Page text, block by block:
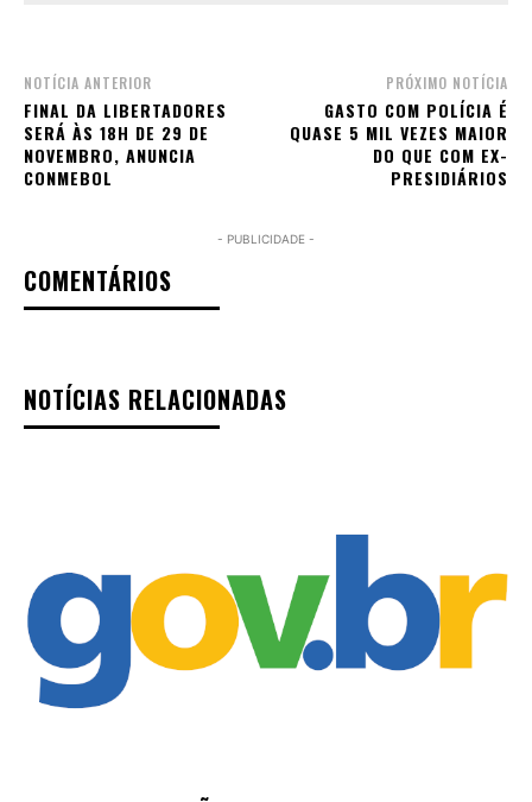
NOTÍCIA ANTERIOR
FINAL DA LIBERTADORES
SERÁ ÀS 18H DE 29 DE
NOVEMBRO, ANUNCIA
CONMEBOL
PRÓXIMO NOTÍCIA
GASTO COM POLÍCIA É
QUASE 5 MIL VEZES MAIOR
DO QUE COM EX-
PRESIDIÁRIOS
- PUBLICIDADE -
COMENTÁRIOS
NOTÍCIAS RELACIONADAS